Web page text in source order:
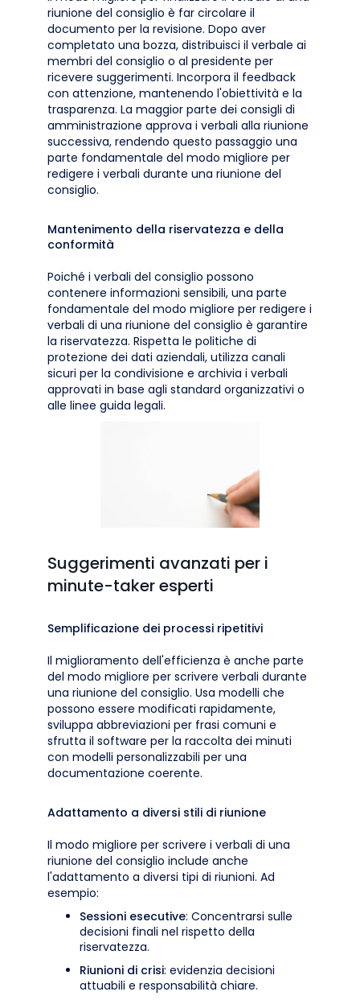
riunione del consiglio è far circolare il
documento per la revisione. Dopo aver
completato una bozza, distribuisci il verbale ai
membri del consiglio o al presidente per
ricevere suggerimenti. Incorpora il feedback
con attenzione, mantenendo l'obiettività e la
trasparenza. La maggior parte dei consigli di
amministrazione approva i verbali alla riunione
successiva, rendendo questo passaggio una
parte fondamentale del modo migliore per
redigere i verbali durante una riunione del
consiglio.
Mantenimento della riservatezza e della
conformità
Poiché i verbali del consiglio possono
contenere informazioni sensibili, una parte
fondamentale del modo migliore per redigere i
verbali di una riunione del consiglio è garantire
la riservatezza. Rispetta le politiche di
protezione dei dati aziendali, utilizza canali
sicuri per la condivisione e archivia i verbali
approvati in base agli standard organizzativi o
alle linee guida legali.
Suggerimenti avanzati per i
minute-taker esperti
Semplificazione dei processi ripetitivi
Il miglioramento dell'efficienza è anche parte
del modo migliore per scrivere verbali durante
una riunione del consiglio. Usa modelli che
possono essere modificati rapidamente,
sviluppa abbreviazioni per frasi comuni e
sfrutta il software per la raccolta dei minuti
con modelli personalizzabili per una
documentazione coerente.
Adattamento a diversi stili di riunione
Il modo migliore per scrivere i verbali di una
riunione del consiglio include anche
l'adattamento a diversi tipi di riunioni. Ad
esempio:
Sessioni esecutive: Concentrarsi sulle
decisioni finali nel rispetto della
riservatezza.
Riunioni di crisi: evidenzia decisioni
attuabili e responsabilità chiare.